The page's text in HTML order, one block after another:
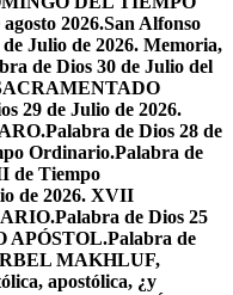
2026.San Alfonso
Julio de 2026. Memoria,
de Dios 30 de Julio del
29 de Julio de 2026.
Palabra de Dios 28 de
Ordinario.Palabra de
de Tiempo
de 2026. XVII
Palabra de Dios 25
APÓSTOL.Palabra de
MAKHLUF,
apostólica, ¿y